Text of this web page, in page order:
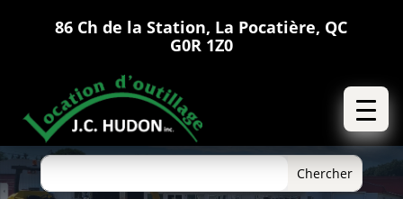
86 Ch de la Station, La Pocatière, QC
G0R 1Z0